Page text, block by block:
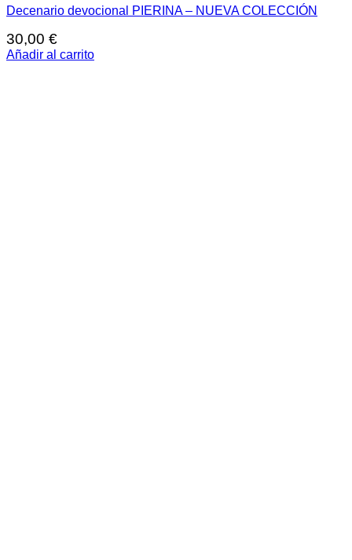
Decenario devocional PIERINA – NUEVA COLECCIÓN
30,00 €
Añadir al carrito